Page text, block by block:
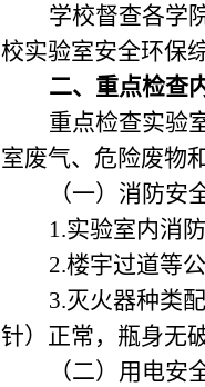
学校督查各学
校实验室安全环保
二、重点检查
重点检查实验
室废气、危险废物
（一）消防安
1.实验室内消
2.楼宇过道等
3.灭火器种类
针）正常，瓶身无
（二）用电安